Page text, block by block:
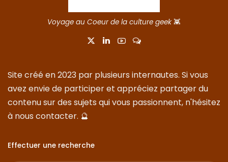
Voyage au Coeur de la culture geek👾
Site créé en 2023 par plusieurs internautes. Si vous
avez envie de participer et appréciez partager du
contenu sur des sujets qui vous passionnent, n'hésitez
à nouscontacter. 🔮
Effectuer une recherche